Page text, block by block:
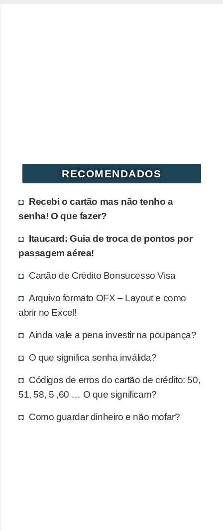
RECOMENDADOS
Recebi o cartão mas não tenho a
senha! O que fazer?
Itaucard: Guia de troca de pontos por
passagem aérea!
Cartão de Crédito Bonsucesso Visa
Arquivo formato OFX – Layout e como
abrir no Excel!
Ainda vale a pena investir na poupança?
O que significa senha inválida?
Códigos de erros do cartão de crédito: 50,
51, 58, 5 ,60 … O que significam?
Como guardar dinheiro e não mofar?
o
e
d
é
i
t
o
E
d
c
a
ã
o
f